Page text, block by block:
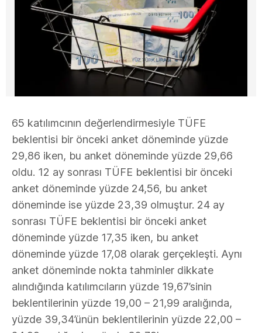
65 katılımcının değerlendirmesiyle TÜFE
beklentisi bir önceki anket döneminde yüzde
29,86 iken, bu anket döneminde yüzde 29,66
oldu. 12 ay sonrası TÜFE beklentisi bir önceki
anket döneminde yüzde 24,56, bu anket
döneminde ise yüzde 23,39 olmuştur. 24 ay
sonrası TÜFE beklentisi bir önceki anket
döneminde yüzde 17,35 iken, bu anket
döneminde yüzde 17,08 olarak gerçekleşti. Aynı
anket döneminde nokta tahminler dikkate
alındığında katılımcıların yüzde 19,67’sinin
beklentilerinin yüzde 19,00 – 21,99 aralığında,
yüzde 39,34’ünün beklentilerinin yüzde 22,00 –